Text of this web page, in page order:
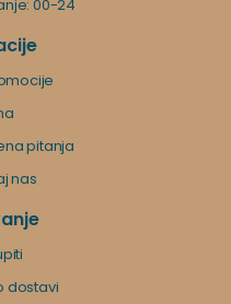
00-24
pitanja
nas
dostavi